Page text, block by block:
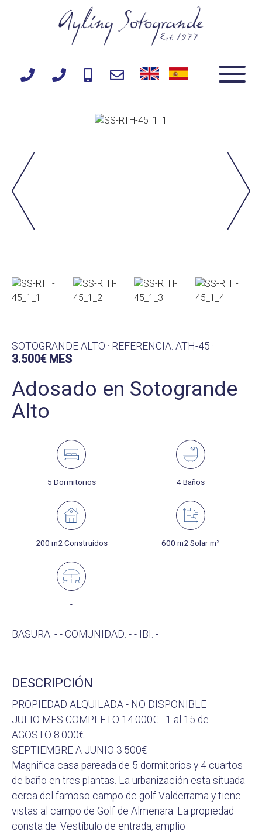
SOTOGRANDE ALTO · REFERENCIA: ATH-45 ·
3.500€ MES
Adosado en Sotogrande
Alto
5 Dormitorios 4 Baños
200 m2 Construidos 600 m2 Solar m²
-
BASURA: - - COMUNIDAD: - - IBI: -
DESCRIPCIÓN
PROPIEDAD ALQUILADA - NO DISPONIBLE
JULIO MES COMPLETO 14.000€ - 1 al 15 de
AGOSTO 8.000€
SEPTIEMBRE A JUNIO 3.500€
Magnifica casa pareada de 5 dormitorios y 4 cuartos
de baño en tres plantas. La urbanización esta situada
cerca del famoso campo de golf Valderrama y tiene
vistas al campo de Golf de Almenara. La propiedad
consta de: Vestíbulo de entrada, amplio